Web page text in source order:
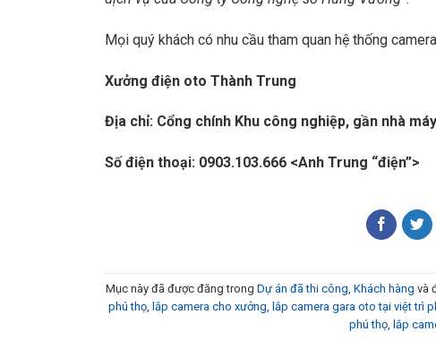
Mọi quý khách có nhu cầu tham quan hệ thống
Xưởng điện oto Thành Trung
Địa chỉ: Cổng chính Khu công nghiệp, gần nhà
Số điện thoại: 0903.103.666 <Anh Trung “điện”>
Mục này đã được đăng trong Dự án đã thi công Khách hàng và
phú thọ ,lắp camera cho xưởng ,lắp camera gara oto tại việt trì
phú thọ ,lắp